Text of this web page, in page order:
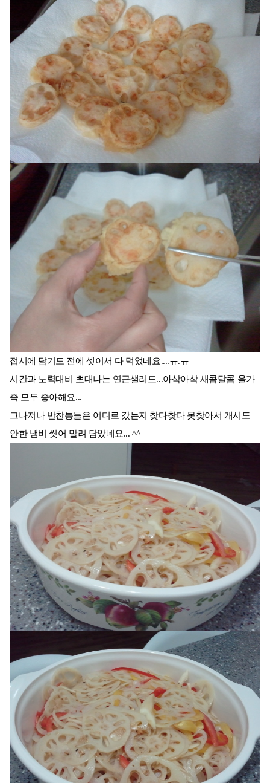
접시에 담기도 전에 셋이서 다 먹었네요....ㅠ.ㅠ
시간과 노력대비 뽀대나는 연근샐러드...아삭아삭 새콤달콤 울가
족 모두 좋아해요...
그나저나 반찬통들은 어디로 갔는지 찾다찾다 못찾아서 개시도
안한 냄비 씻어 말려 담았네요... ^^